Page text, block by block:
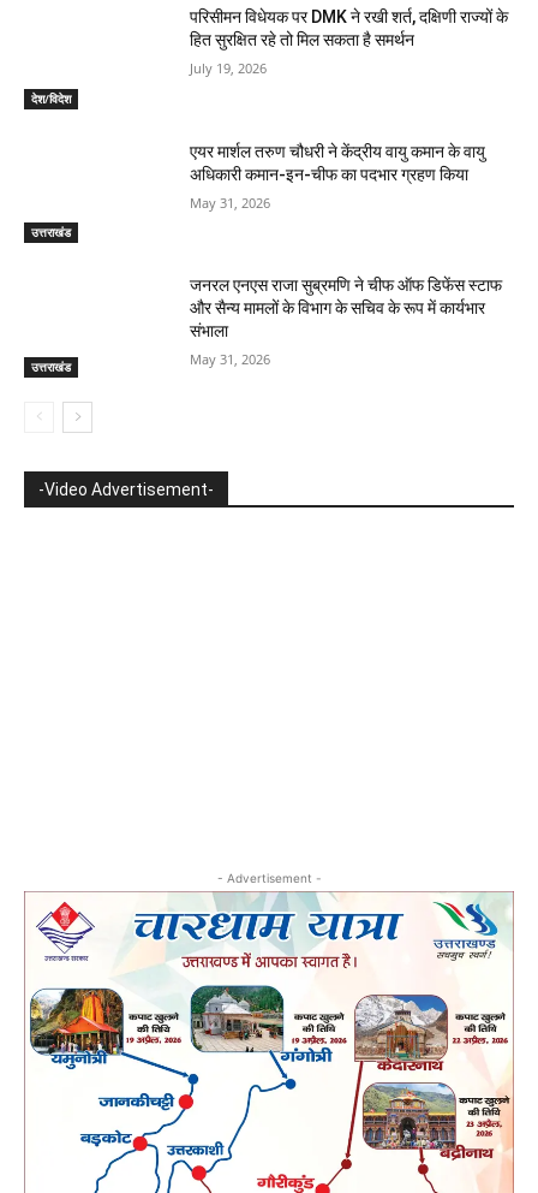
देश/विदेश
परिसीमन विधेयक पर DMK ने रखी शर्त, दक्षिणी राज्यों के
हित सुरक्षित रहे तो मिल सकता है समर्थन
July 19, 2026
उत्तराखंड
एयर मार्शल तरुण चौधरी ने केंद्रीय वायु कमान के वायु
अधिकारी कमान-इन-चीफ का पदभार ग्रहण किया
May 31, 2026
उत्तराखंड
जनरल एनएस राजा सुब्रमणि ने चीफ ऑफ डिफेंस स्टाफ
और सैन्य मामलों के विभाग के सचिव के रूप में कार्यभार
संभाला
May 31, 2026
-Video Advertisement-
- Advertisement -